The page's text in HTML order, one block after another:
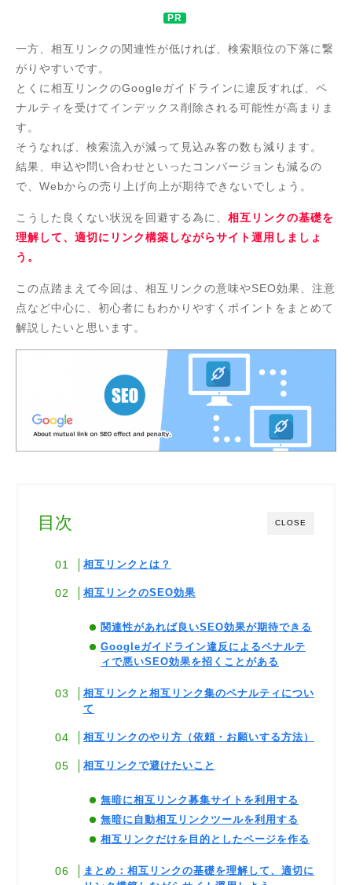
一方、相互リンクの関連性が低ければ、検索順位の下落に繋
がりやすいです。
とくに相互リンクのGoogleガイドラインに違反すれば、ペ
ナルティを受けてインデックス削除される可能性が高まりま
す。
そうなれば、検索流入が減って見込み客の数も減ります。
結果、申込や問い合わせといったコンバージョンも減るの
で、Webからの売り上げ向上が期待できないでしょう。
こうした良くない状況を回避する為に、 相互リンクの基礎を
理解して、適切にリンク構築しながらサイト運用しましょ
う。
この点踏まえて今回は、相互リンクの意味やSEO効果、注意
点など中心に、初心者にもわかりやすくポイントをまとめて
解説したいと思います。
CLOSE
目次
相互リンクとは？
相互リンクのSEO効果
関連性があれば良いSEO効果が期待できる
Googleガイドライン違反によるペナルテ
ィで悪いSEO効果を招くことがある
相互リンクと相互リンク集のペナルティについ
て
相互リンクのやり方（依頼・お願いする方法）
相互リンクで避けたいこと
無暗に相互リンク募集サイトを利用する
無暗に自動相互リンクツールを利用する
相互リンクだけを目的としたページを作る
まとめ：相互リンクの基礎を理解して、適切に